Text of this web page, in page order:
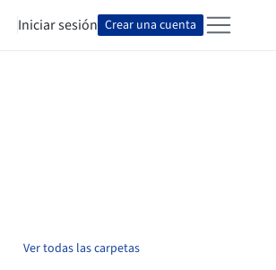
Iniciar sesión Crear una cuenta
Ver todas las carpetas